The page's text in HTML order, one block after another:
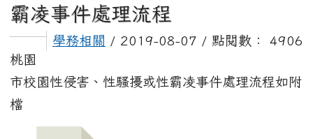
霸凌事件處理流程
學務相關 / 2019-08-07 / 點閱數： 4906
桃園
市校園性侵害、性騷擾或性霸凌事件處理流程如附
檔